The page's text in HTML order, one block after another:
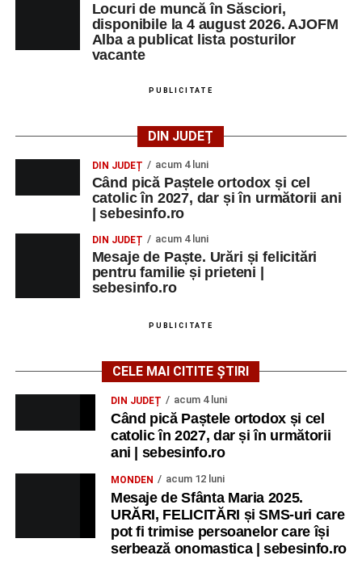
Locuri de muncă în Săsciori,
disponibile la 4 august 2026. AJOFM
Alba a publicat lista posturilor
vacante
PUBLICITATE
DIN JUDEȚ
DIN JUDEȚ acum 4 luni
Când pică Paștele ortodox și cel
catolic în 2027, dar și în următorii ani
| sebesinfo.ro
DIN JUDEȚ acum 4 luni
Mesaje de Paște. Urări și felicitări
pentru familie și prieteni |
sebesinfo.ro
PUBLICITATE
CELE MAI CITITE ȘTIRI
DIN JUDEȚ acum 4 luni
Când pică Paștele ortodox și cel
catolic în 2027, dar și în următorii
ani | sebesinfo.ro
MONDEN acum 12 luni
Mesaje de Sfânta Maria 2025.
URĂRI, FELICITĂRI și SMS-uri care
pot fi trimise persoanelor care își
serbează onomastica | sebesinfo.ro